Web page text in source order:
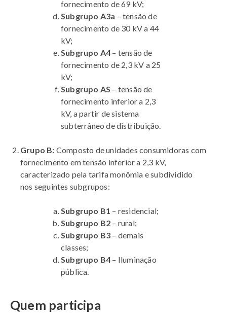
fornecimento de 69 kV;
Subgrupo A3a – tensão de
fornecimento de 30 kV a 44
kV;
Subgrupo A4 – tensão de
fornecimento de 2,3 kV a 25
kV;
Subgrupo AS – tensão de
fornecimento inferior a 2,3
kV, a partir de sistema
subterrâneo de distribuição.
Grupo B: Composto de unidades consumidoras com
fornecimento em tensão inferior a 2,3 kV,
caracterizado pela tarifa monômia e subdividido
nos seguintes subgrupos:
Subgrupo B1 – residencial;
Subgrupo B2 – rural;
Subgrupo B3 – demais
classes;
Subgrupo B4 – Iluminação
pública.
Quem participa